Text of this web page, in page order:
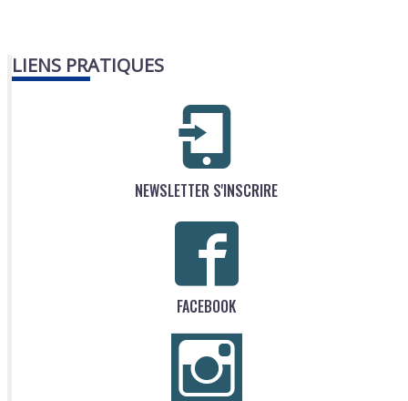
LIENS PRATIQUES
NEWSLETTER S'INSCRIRE
FACEBOOK